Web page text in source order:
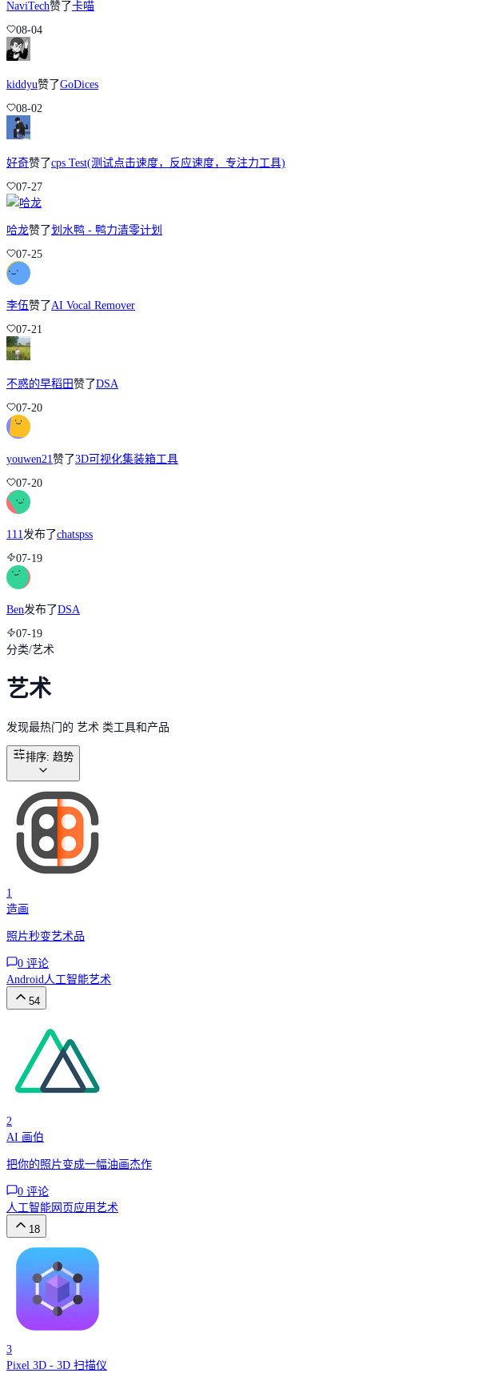
NaviTech赞了卡喵
08-04
kiddyu赞了GoDices
08-02
好奇赞了cps Test(测试点击速度，反应速度，专注力工具)
07-27
哈龙赞了划水鸭 - 鸭力清零计划
07-25
李伍赞了AI Vocal Remover
07-21
不惑的早稻田赞了DSA
07-20
youwen21赞了3D可视化集装箱工具
07-20
111 发布了chatspss
07-19
Ben发布了DSA
07-19
分类/艺术
艺术
发现最热门的 艺术 类工具和产品
排序: 趋势
1
造画
照片秒变艺术品
0 评论
Android人工智能艺术
54
2
AI 画伯
把你的照片变成一幅油画杰作
0 评论
人工智能网页应用艺术
18
3
Pixel 3D - 3D 扫描仪